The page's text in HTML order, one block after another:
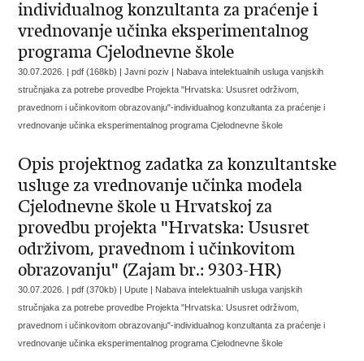
individualnog konzultanta za praćenje i
vrednovanje učinka eksperimentalnog
programa Cjelodnevne škole
30.07.2026. | pdf (168kb) | Javni poziv | Nabava intelektualnih usluga vanjskih
stručnjaka za potrebe provedbe Projekta "Hrvatska: Ususret održivom,
pravednom i učinkovitom obrazovanju"-individualnog konzultanta za praćenje i
vrednovanje učinka eksperimentalnog programa Cjelodnevne škole
Opis projektnog zadatka za konzultantske
usluge za vrednovanje učinka modela
Cjelodnevne škole u Hrvatskoj za
provedbu projekta "Hrvatska: Ususret
održivom, pravednom i učinkovitom
obrazovanju" (Zajam br.: 9303-HR)
30.07.2026. | pdf (370kb) | Upute | Nabava intelektualnih usluga vanjskih
stručnjaka za potrebe provedbe Projekta "Hrvatska: Ususret održivom,
pravednom i učinkovitom obrazovanju"-individualnog konzultanta za praćenje i
vrednovanje učinka eksperimentalnog programa Cjelodnevne škole